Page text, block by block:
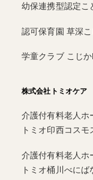
幼保連携型認定こ
認可保育園 草深
学童クラブ こじ
株式会社トミオケア
介護付有料老人ホ
トミオ印西コスモ
介護付有料老人ホ
トミオ桶川べにば